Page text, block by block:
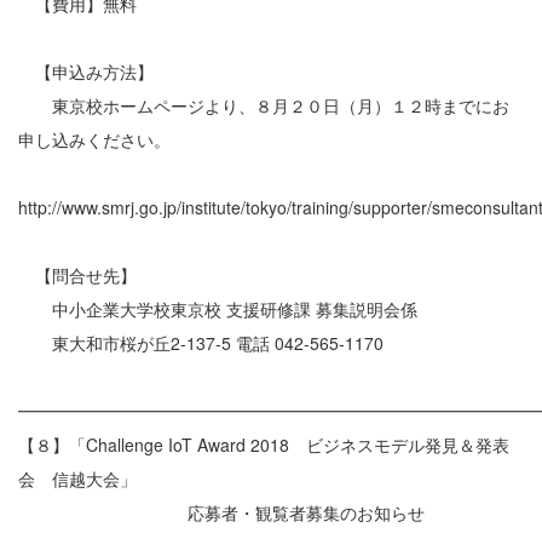
【申込み方法】
東京校ホームページより、８月２０日（月）１２時までにお
申し込みください。
http://www.smrj.go.jp/institute/tokyo/training/supporter/
【問合せ先】
中小企業大学校東京校 支援研修課 募集説明会係
東大和市桜が丘2-137-5 電話 042-565-1170
【８】「Challenge IoT Award 2018 ビジネスモデル発見＆発表
会 信越大会」
応募者・観覧者募集のお知らせ